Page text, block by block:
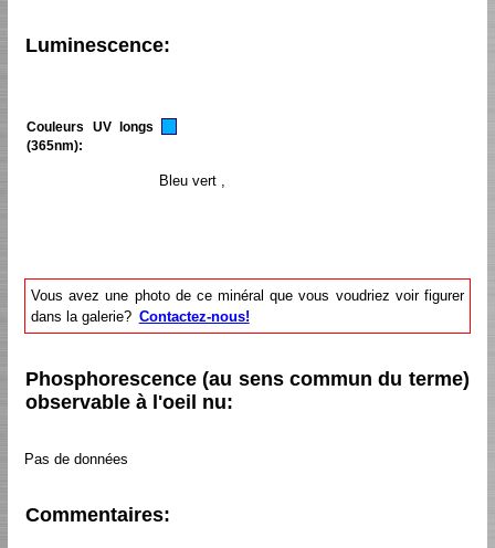
Luminescence:
Couleurs UV longs
(365nm):
Bleu vert ,
Vous avez une photo de ce minéral que vous voudriez voir figurer
dans la galerie? Contactez-nous!
Phosphorescence (au sens commun du terme)
observable à l'oeil nu:
Pas de données
Commentaires: